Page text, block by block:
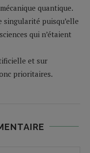
quantique.
puisqu’elle
qui n’étaient
et sur
prioritaires.